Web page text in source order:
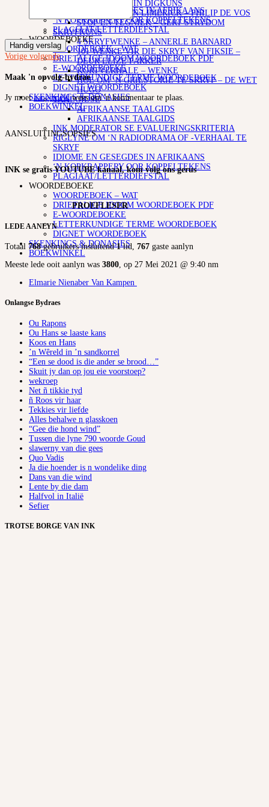
IDIOME EN GESEGDES IN AFRIKAANS
‘N KOPKRAPPERY OOR KOPPELTEKENS
PLAGIAAT/LETTERDIEFSTAL
WOORDEBOEKE
WOORDEBOEK – WAT
DRIETALIGE IDOOM WOORDEBOEK PDF
E-WOORDEBOEKE
LETTERKUNDIGE TERME WOORDEBOEK
DIGNET WOORDEBOEK
SKENKINGS & DONASIES
BOEKWINKEL
LEESTEKENS IN DIGKUNS
SO SKRYF JY ‘N LIMERICK – PHILIP DE VOS
STOF EN TEGNIEK – GERT STRYDOM
SKRYFKUNS
4 SKRYFWENKE – ANNERLE BARNARD
101 WENKE VIR DIE SKRYF VAN FIKSIE –
DEUR ELIZE PARKER
KORTVERHALE – WENKE
HOE OM ‘N GRILSTORIE TE SKRYF – DE WET
HUGO
TAALGIDSE
AFRIKAANSE TAALGIDS
AFRIKAANSE TAALGIDS
INK MODERATOR SE EVALUERINGSKRITERIA
RIGLYNE OM ‘N RADIODRAMA OF -VERHAAL TE
SKRYF
IDIOME EN GESEGDES IN AFRIKAANS
‘N KOPKRAPPERY OOR KOPPELTEKENS
PLAGIAAT/LETTERDIEFSTAL
WOORDEBOEKE
WOORDEBOEK – WAT
DRIETALIGE IDOOM WOORDEBOEK PDF
E-WOORDEBOEKE
LETTERKUNDIGE TERME WOORDEBOEK
DIGNET WOORDEBOEK
SKENKINGS & DONASIES
BOEKWINKEL
Handig verslag
Vorige volgende
Maak 'n opvolg-bydrae
Jy moetaangemeldwees om 'n kommentaar te plaas.
AANSLUITINGSOPSIES
INK se gratis YOUTUBE kanaal, kom volg ons gerus
PROEFLESER
LEDE AANLYN
Totaal 768gebruikers insluitend1lid, 767 gaste aanlyn
Meeste lede ooit aanlyn was 3800, op 27 Mei 2021 @ 9:40 nm
Elmarie Nienaber Van Kampen
Onlangse Bydraes
Ou Rapons
Ou Hans se laaste kans
Koos en Hans
’n Wêreld in ’n sandkorrel
“Een se dood is die ander se brood…”
Skuit jy dan op jou eie voorstoep?
wekroep
Net ñ tikkie tyd
ñ Roos vir haar
Tekkies vir liefde
Alles behalwe n glasskoen
“Gee die hond wind”
Tussen die lyne 790 woorde Goud
slawerny van die gees
Quo Vadis
Ja die hoender is n wondelike ding
Dans van die wind
Lente by die dam
Halfvol in Italië
Sefier
TROTSE BORGE VAN INK